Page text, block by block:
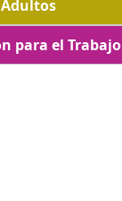
Adultos
para el Trabajo